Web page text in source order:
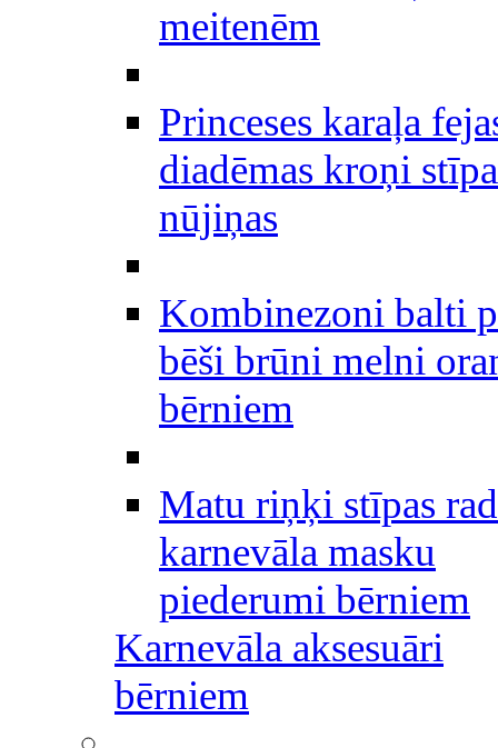
meitenēm
Princeses karaļa
diadēmas kroņi
nūjiņas
Kombinezoni balti
bēši brūni melni
bērniem
Matu riņķi stīpas
karnevāla masku
piederumi bērniem
Karnevāla aksesuāri
bērniem